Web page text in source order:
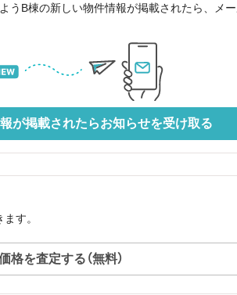
うB棟の新しい物件情報が掲載されたら、メ
が掲載されたらお知らせを受け取る
す。
を査定する（無料）